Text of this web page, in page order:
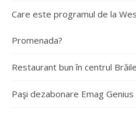
Care este programul de la
Promenada?
Restaurant bun în centrul
Paşi dezabonare Emag